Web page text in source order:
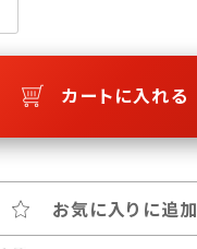
カートに入れる
お気に入りに追加